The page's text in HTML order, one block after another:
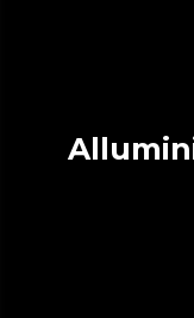
Alluminio forgiato di alta